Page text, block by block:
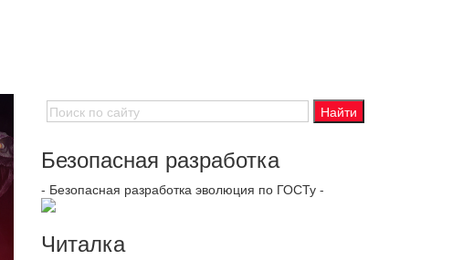
Безопасная разработка
- Безопасная разработка эволюция по ГОСТу -
Читалка